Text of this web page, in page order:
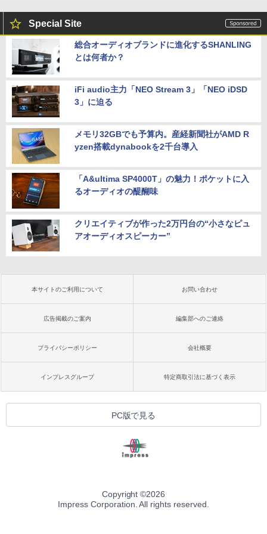
Special Site
総合オーディオブランドに進化するSHANLING
とは何者か？
iFi audio主力「NEO Stream 3」「NEO iDSD
3」に迫る
メモリ32GBでも予算内。産経新聞社がAMD R
yzen搭載dynabookを2千台導入
「A&ultima SP4000T」の魅力！ポケットに入
るオーディオの醍醐味
クリエイティブが作った2万円台の“小さなピュ
アオーディオスピーカー”
本サイトのご利用について お問い合わせ
広告掲載のご案内 編集部へのご連絡
プライバシーポリシー 会社概要
インプレスグループ 特定商取引法に基づく表示
PC版で見る
Copyright ©2026
Impress Corporation. All rights reserved.